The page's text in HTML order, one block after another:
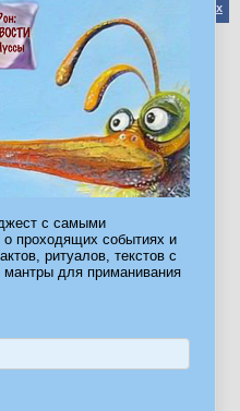
с самыми
проходящих событиях и
ритуалов, текстов с
для приманивания
Волшебников Вверх